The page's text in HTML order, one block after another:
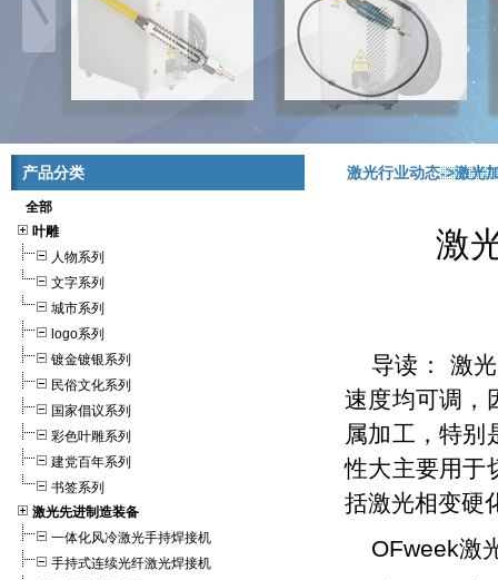
产品分类
全部
叶雕
人物系列
文字系列
城市系列
logo系列
镀金镀银系列
民俗文化系列
国家倡议系列
彩色叶雕系列
建党百年系列
书签系列
激光先进制造装备
一体化风冷激光手持焊接机
手持式连续光纤激光焊接机
激光行业动态->激光
激
导读： 激
速度均可调，
属加工，特别
性大主要用于
括激光相变硬
OFweek激